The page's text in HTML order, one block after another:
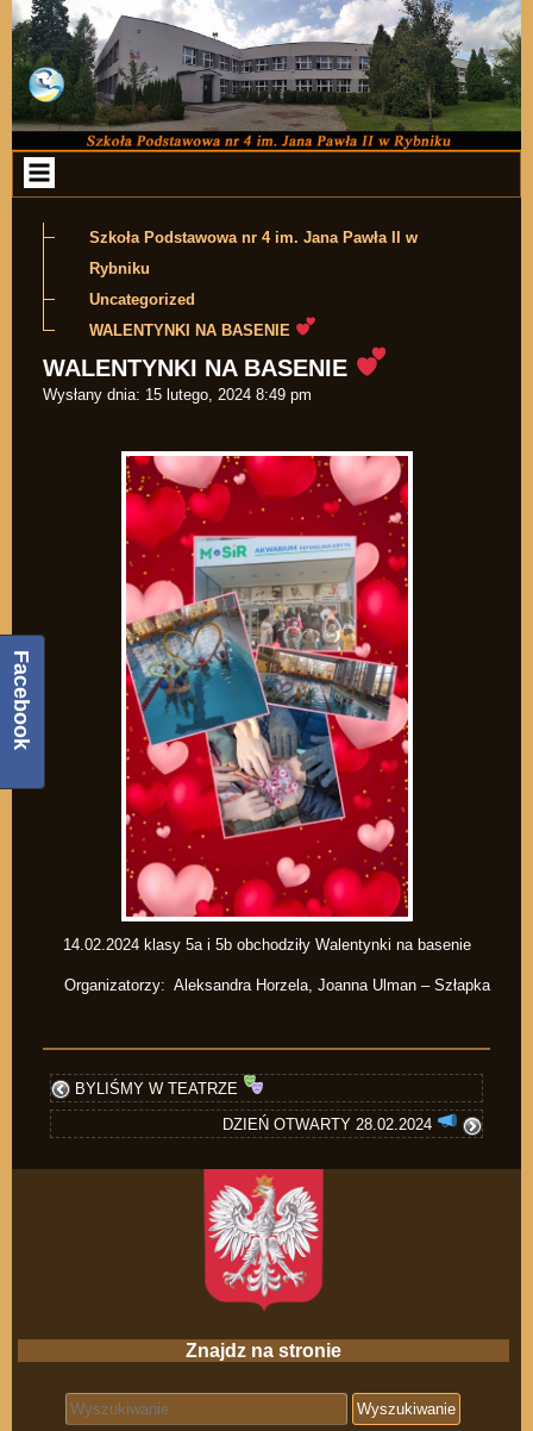
Przejdź do zawartości
Szkoła Podstawowa nr 4 im. Jana Pawła II w
Rybniku
Uncategorized
WALENTYNKI NA BASENIE
WALENTYNKI NA BASENIE
Wysłany dnia: 15 lutego, 2024 8:49 pm
14.02.2024 klasy 5a i 5b obchodziły Walentynki na basenie
Organizatorzy: Aleksandra Horzela, Joanna Ulman – Szłapka
BYLIŚMY W TEATRZE
DZIEŃ OTWARTY 28.02.2024
Znajdz na stronie
Search for:
Facebook